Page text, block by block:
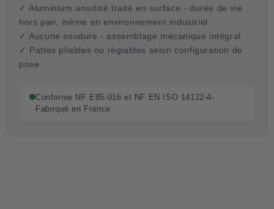
✓ Aluminium anodisé traité en surface - durée de vie
hors pair, même en environnement industriel
✓ Aucune soudure - assemblage mécanique intégral
✓ Pattes pliables ou réglables selon configuration de
pose
Conforme NF E85-016 et NF EN ISO 14122-4-
Fabriqué en France